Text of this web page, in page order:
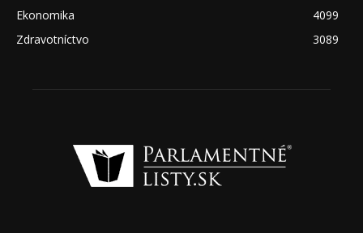
Ekonomika
4099
Zdravotníctvo
3089